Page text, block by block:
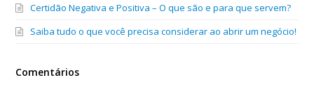
Certidão Negativa e Positiva – O que são e para que servem?
Saiba tudo o que você precisa considerar ao abrir um negócio!
Comentários